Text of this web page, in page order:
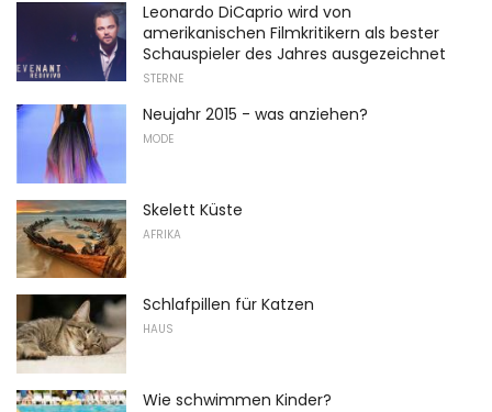
Leonardo DiCaprio wird von
amerikanischen Filmkritikern als bester
Schauspieler des Jahres ausgezeichnet
STERNE
Neujahr 2015 - was anziehen?
MODE
Skelett Küste
AFRIKA
Schlafpillen für Katzen
HAUS
Wie schwimmen Kinder?